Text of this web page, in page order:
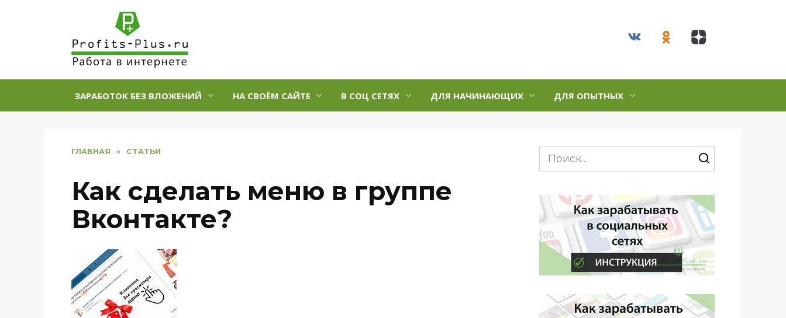
ЗАРАБОТОК БЕЗ ВЛОЖЕНИЙ НА СВОЁМ САЙТЕ В СОЦ СЕТЯХ ДЛЯ НАЧИНАЮЩИХ ДЛЯ ОПЫТНЫХ
ГЛАВНАЯ » СТАТЬИ
Как сделать меню в группе
Вконтакте?
Search
for: